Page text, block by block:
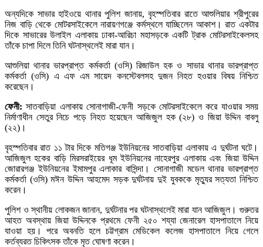
অন্যদিকে সাভার হাইওয়ে থানার পুলিশ জানায়, বৃহস্পতিবার রাতে আশুলিয়ার শ্রীপুরের
নিজ বাড়ি থেকে মোটরসাইকেলে নারায়ণগঞ্জে কর্মস্থলে যাচ্ছিলেন আকাশ। রাত একটার
দিকে সাভারের উলাইল এলাকায় ঢাকা-আরিচা মহাসড়কে একটি ট্রাক মোটরসাইকেলসহ
তাঁকে চাপা দিলে তিনি ঘটনাস্থলেই মারা যান।
আশুলিয়া থানার ভারপ্রাপ্ত কর্মকর্তা (ওসি) রিজাউল হক ও সাভার থানার ভারপ্রাপ্ত
কর্মকর্তা (ওসি) এ এফ এম সায়েদ কনস্টেবলসহ দুজন নিহত হওয়ার বিষয় নিশ্চিত
করেছেন।
ফেনী: সাতবাড়িয়া এলাকায় সোনাগাজী-ফেনী সড়কে মোটরসাইকেলে করে যাওয়ার সময়
নির্মাণাধীন সেতুর নিচে পড়ে নিহত হয়েছেন আজিজুল হক (২৮) ও জিয়া উদ্দিন বাবলু
(২২)।
বৃহস্পতিবার রাত ১১ টার দিকে মতিগঞ্জ ইউনিয়নের সাতবাড়িয়া এলাকায় এ দুর্ঘটনা ঘটে।
আজিজুল হকের বাড়ি মিরসরাইয়ের ধূম ইউনিয়নের নাহেরপুর এলাকায় এবং জিয়া উদ্দিন
জোরারগঞ্জ ইউনিয়নের ইমামপুর এলাকার বাসিন্দা। সোনাগাজী মডেল থানার ভারপ্রাপ্ত
কর্মকর্তা (ওসি) মঈন উদ্দিন আহমেদ সড়ক দুর্ঘটনায় দুই যুবককে মৃত্যুর সত্যতা নিশ্চিত
করেন।
পুলিশ ও স্থানীয় লোকজন জানান, দুর্ঘটনার পর ঘটনাস্থলেই মারা যান আজিজুল। গুরুতর
আহত অবস্থায় জিয়া উদ্দিনকে প্রথমে ফেনী ২৫০ শয্যা জেনারেল হাসপাতালে নিয়ে
যাওয়া হয়। পরে অবনতি হলে চট্টগ্রাম মেডিকেল কলেজ হাসপাতালে নিয়ে গেলে
কর্তব্যরত চিকিৎসক তাঁকে মৃত ঘোষণা করেন।